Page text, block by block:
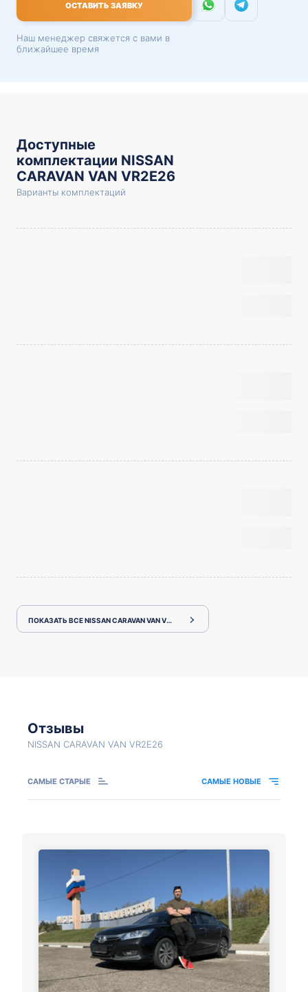
ОСТАВИТЬ ЗАЯВКУ
Наш менеджер свяжется с вами в
ближайшее время
Доступные
комплектации NISSAN
CARAVAN VAN VR2E26
Варианты комплектаций
ПОКАЗАТЬ ВСЕ NISSAN CARAVAN VAN VR2E26
Отзывы
NISSAN CARAVAN VAN VR2E26
САМЫЕ СТАРЫЕ САМЫЕ НОВЫЕ